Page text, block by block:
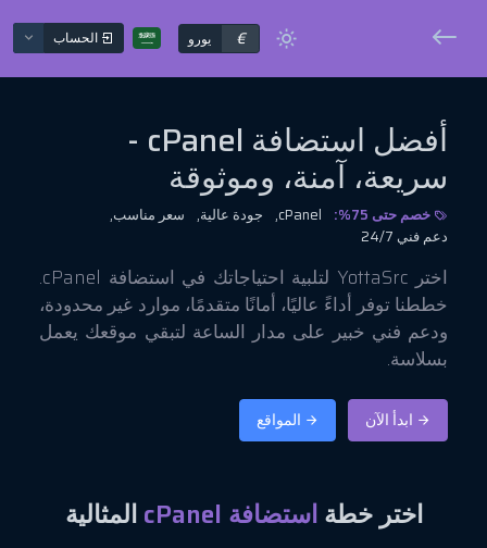
€ يورو الحساب
أفضل استضافة cPanel -
سريعة، آمنة، وموثوقة
خصم حتى 75%: cPanel, جودة عالية,
سعر مناسب,
دعم فني 24/7
اختر YottaSrc لتلبية احتياجاتك في استضافة cPanel.
خططنا توفر أداءً عاليًا، أمانًا متقدمًا، موارد غير محدودة،
ودعم فني خبير على مدار الساعة لتبقي موقعك يعمل
بسلاسة.
اختر خطةاستضافة cPanel المثالية